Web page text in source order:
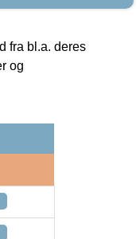
fra bl.a. deres
og